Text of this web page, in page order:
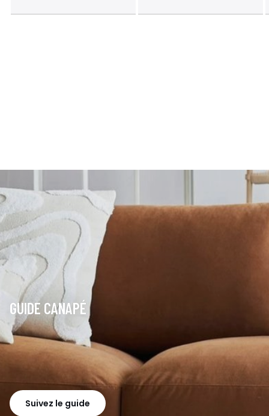
GUIDE CANAPÉ
Suivez le guide